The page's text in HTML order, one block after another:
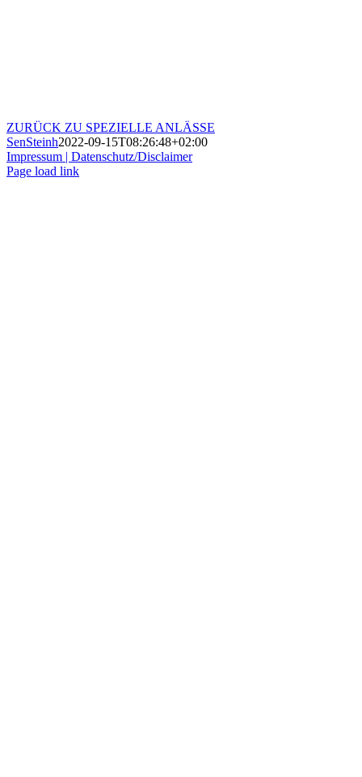
ZURÜCK ZU SPEZIELLE ANLÄSSE
SenSteinh2022-09-15T08:26:48+02:00
Impressum | Datenschutz/Disclaimer
Page load link